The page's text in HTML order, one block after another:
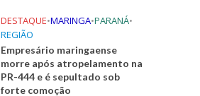
DESTAQUE•MARINGA•PARANÁ•
REGIÃO
Empresário maringaense
morre após atropelamento na
PR-444 e é sepultado sob
forte comoção